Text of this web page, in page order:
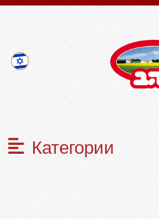
Категории